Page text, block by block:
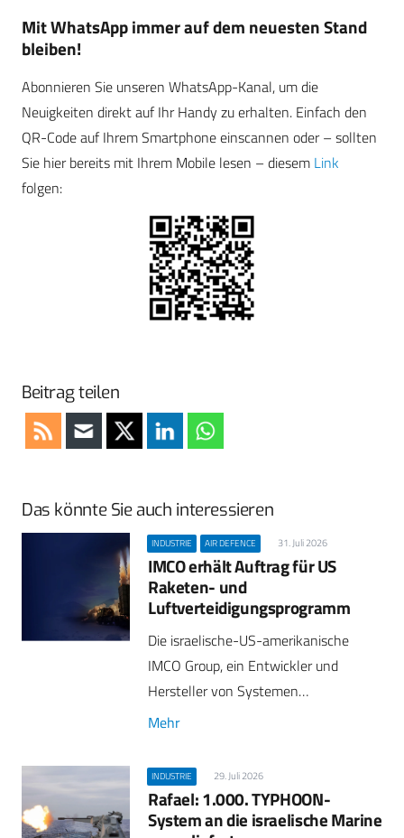
Mit WhatsApp immer auf dem neuesten Stand
bleiben!
Abonnieren Sie unseren WhatsApp-Kanal, um die
Neuigkeiten direkt auf Ihr Handy zu erhalten. Einfach den
QR-Code auf Ihrem Smartphone einscannen oder – sollten
Sie hier bereits mit Ihrem Mobile lesen – diesem Link
folgen:
Beitrag teilen
Das könnte Sie auch interessieren
INDUSTRIE AIR DEFENCE 31. Juli 2026
IMCO erhält Auftrag für US
Raketen- und
Luftverteidigungsprogramm
Die israelische-US-amerikanische
IMCO Group, ein Entwickler und
Hersteller von Systemen…
Mehr
INDUSTRIE 29. Juli 2026
Rafael: 1.000. TYPHOON-
System an die israelische Marine